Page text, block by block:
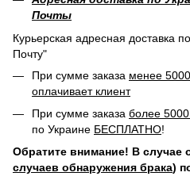
Почты
Курьерская адресная доставка
Почту"
При сумме заказа менее
оплачивает клиент
При сумме заказа более 5000
по Украине БЕСПЛАТНО!
Обратите внимание! В случае
случаев обнаружения брака)